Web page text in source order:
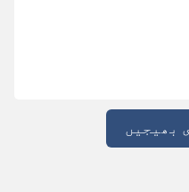
بھیجیں